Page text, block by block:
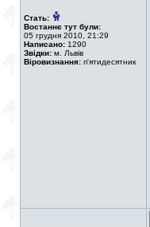
Стать:
Востаннє тут були:
05 грудня 2010, 21:29
Написано: 1290
Звідки: м. Львів
Віровизнання: п'ятидесятник